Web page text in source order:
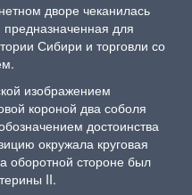
дворе чеканилась
для
Сибири и торговли со
изображением
короной два соболя
достоинства
окружала круговая
оборотной стороне был
II.